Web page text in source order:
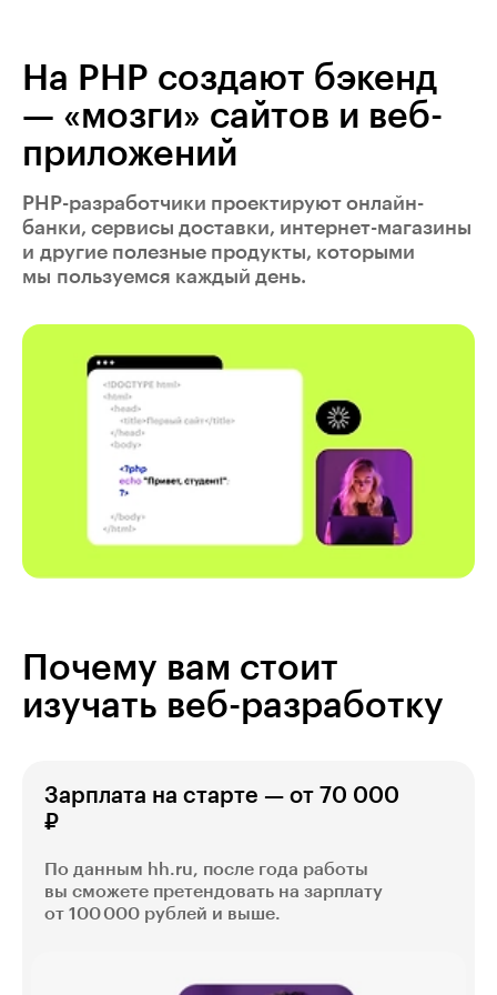
На PHP создают бэкенд
— «мозги» сайтов и веб-
приложений
PHP-разработчики проектируют онлайн-
банки, сервисы доставки, интернет-магазины
и другие полезные продукты, которыми
мы пользуемся каждый день.
Почему вам стоит
изучать веб-разработку
Зарплата на старте — от 70 000
₽
По данным hh.ru, после года работы
вы сможете претендовать на зарплату
от 100 000 рублей и выше.